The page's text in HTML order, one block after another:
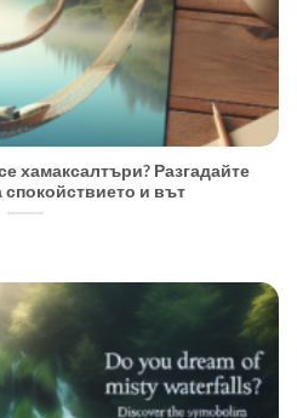
хамаксалтъри? Разгадайте
и вът